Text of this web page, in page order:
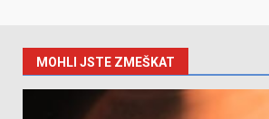
MOHLI JSTE ZMEŠKAT